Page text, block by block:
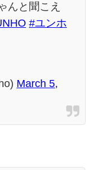
んと聞こえ
#ユンホ
March 5,